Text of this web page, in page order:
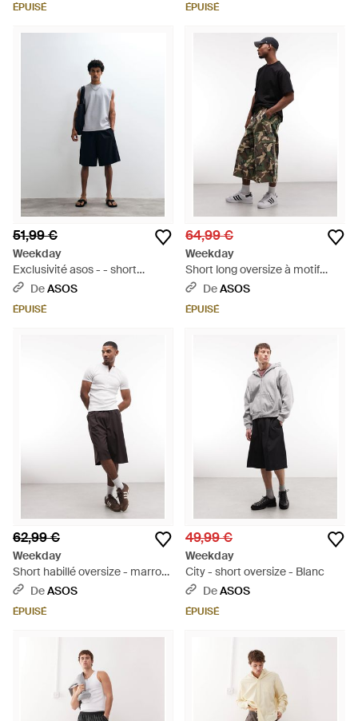
ÉPUISÉ ÉPUISÉ
51,99 €
Weekday
Exclusivité asos - - short
oversize en lin mélangé - Blanc
DeASOS
ÉPUISÉ
64,99 €
Weekday
Short long oversize à motif
camouflage - Blanc
DeASOS
ÉPUISÉ
62,99 €
Weekday
Short habillé oversize - marron
foncé chiné - Blanc
DeASOS
ÉPUISÉ
49,99 €
Weekday
City - short oversize - Blanc
DeASOS
ÉPUISÉ